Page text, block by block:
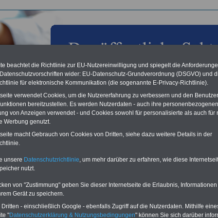
aus der öffentlichen Verwaltung: DBB Innovationspreis
Gute Ideen für den öffentlichen Dienst
Vorteile für den
und sparen:
-
beachtet die Richtlinie zur EU-Nutzereinwilligung und spiegelt die
wider: EU-Datenschutz-Grundverordnung (DSGVO) und
für elektronische Kommunikation (die sogenannte E-Privacy-Richtlinie).
verwendet Cookies, um die Nutzererfahrung zu verbessern und den
bereitzustellen. Es werden Nutzerdaten - auch ihre
von Anzeigen verwendet - und Cookies sowohl für personalisierte als auch für
Werbung genutzt.
macht Gebrauch von Cookies von Dritten, siehe dazu weitere Details in der
unsere Datenschutzrichtlinie, um mehr darüber zu erfahren, wie diese
nutzt.
von "Zustimmung" geben Sie dieser Internetseite die Erlaubnis,
Gerät zu speichern.
- einschließlich Google - ebenfalls Zugriff auf die Nutzerdaten. Mithilfe
"Datenschutzerklärung & Nutzungsbedingungen" können Sie sich darüber